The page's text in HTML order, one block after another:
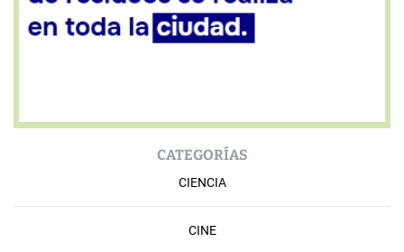
CATEGORÍAS
CIENCIA
CINE